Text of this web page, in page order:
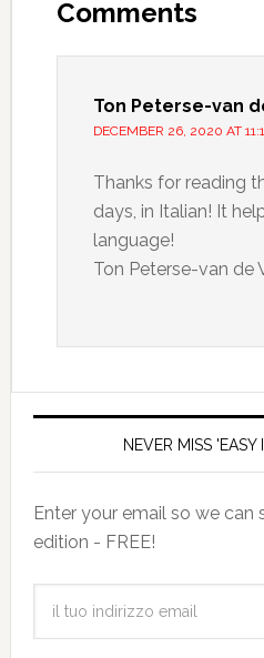
Comments
Ton Peterse-van
DECEMBER 26, 2020 AT
Thanks for reading
days, in Italian! It
language!
Ton Peterse-van de
NEVER MISS
Enter your email so we can
edition - FREE!